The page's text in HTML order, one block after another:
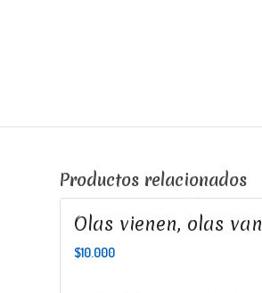
Productos relacionados
Olas vienen, olas van
$10.000